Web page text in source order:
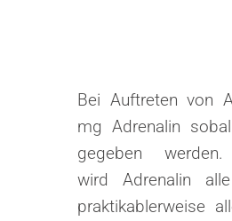
Bei Auftreten von
mg Adrenalin
gegeben werden.
wird Adrenalin
praktikablerweise